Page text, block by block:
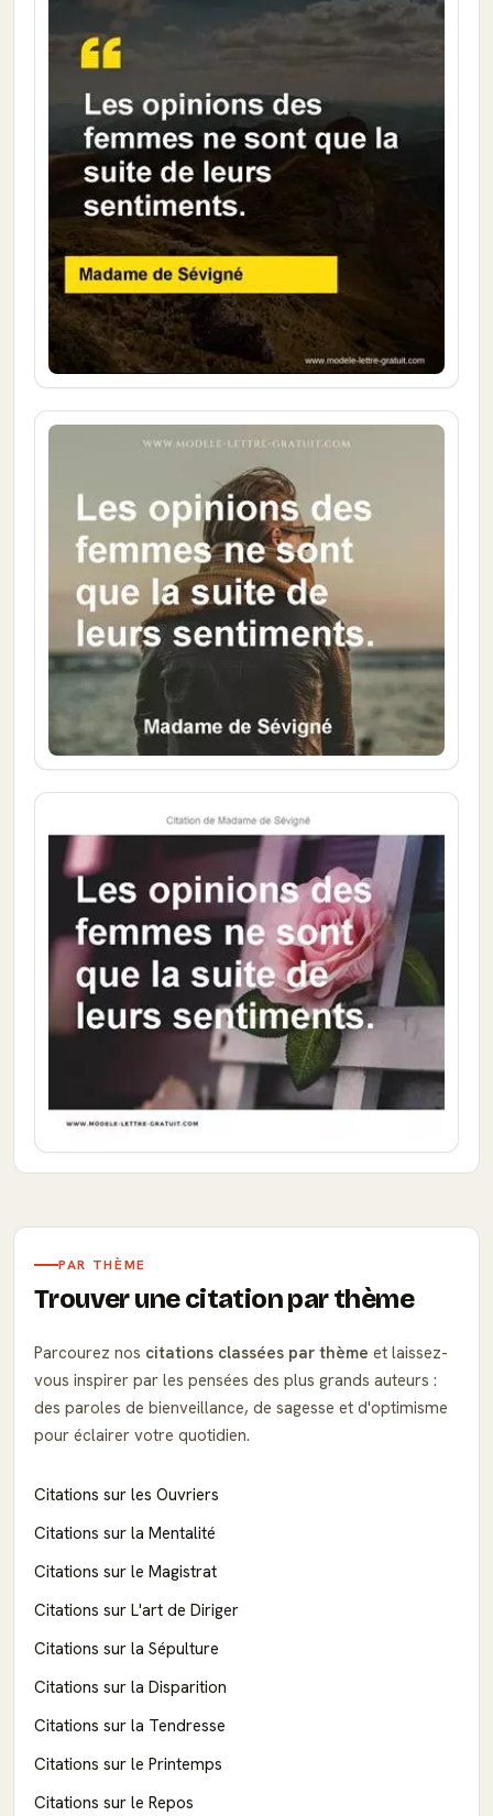
PAR THÈME
Trouver une citation par thème
Parcourez nos citations classées par thème et laissez-
vous inspirer par les pensées des plus grands auteurs :
des paroles de bienveillance, de sagesse et d'optimisme
pour éclairer votre quotidien.
Citations sur les Ouvriers
Citations sur la Mentalité
Citations sur le Magistrat
Citations sur L'art de Diriger
Citations sur la Sépulture
Citations sur la Disparition
Citations sur la Tendresse
Citations sur le Printemps
Citations sur le Repos